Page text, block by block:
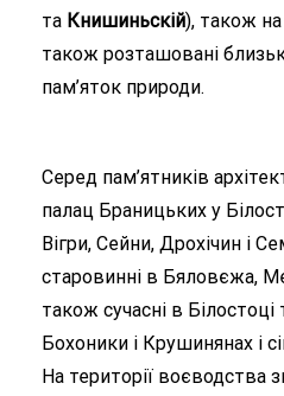
та Книшиньскій), також
також розташовані
пам’яток природи.
Серед пам’ятників
палац Браницьких у
Вігри, Сейни, Дрохічин і
старовинні в Бяловєжа,
також сучасні в
Бохоники і Крушинянах і
На території воєводства